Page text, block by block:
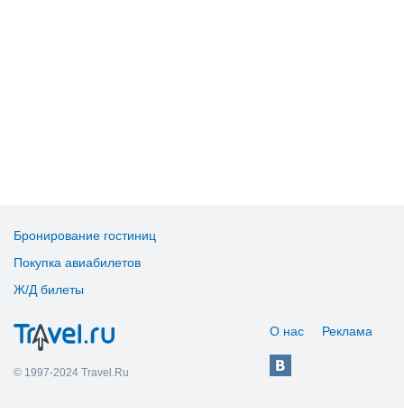
Бронирование гостиниц
Покупка авиабилетов
Ж/Д билеты
© 1997-2024 Travel.Ru
О нас Реклама